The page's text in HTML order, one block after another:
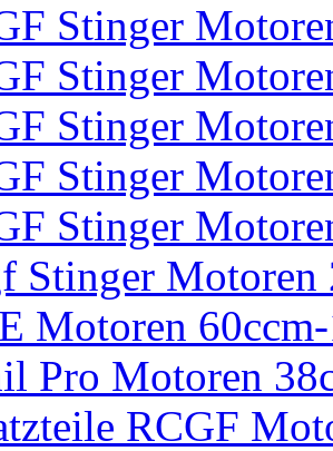
Stinger
Stinger
Stinger
Stinger
Stinger
Stinger
Motoren
Pro Motoren
RCGF